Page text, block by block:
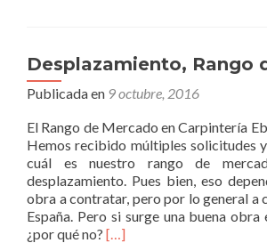
a
c
o
m
t
e
r
Desplazamiento, Rango
Publicada en 9 octubre, 2016
El Rango de Mercado en Carpintería
Hemos recibido múltiples solicitudes
cuál es nuestro rango de
desplazamiento. Pues bien, eso
obra a contratar, pero por lo general a
España. Pero si surge una buena
¿por qué no? L[…]